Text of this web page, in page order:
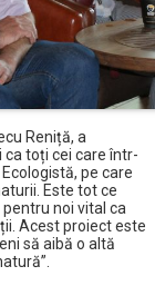
Reniță, a
toți cei care într-
pe care
Este tot ce
noi vital ca
Acest proiect este
să aibă o altă